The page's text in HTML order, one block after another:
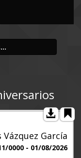
(Avda. Apóstol
de sus
gracias.
a las SIETE
Vázquez García
0000 - 01/08/2026